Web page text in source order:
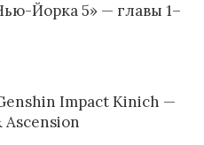
Йорка 5» — главы 1–
Impact Kinich —
Ascension